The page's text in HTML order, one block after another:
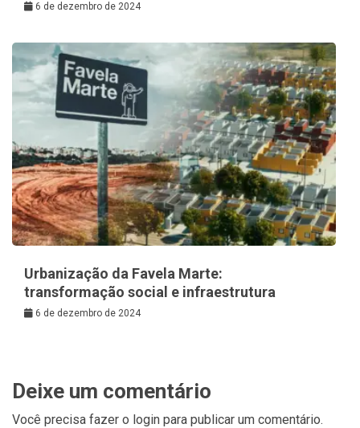
6 de dezembro de 2024
Urbanização da Favela Marte:
transformação social e infraestrutura
6 de dezembro de 2024
Deixe um comentário
Você precisa fazer o login para publicar um comentário.